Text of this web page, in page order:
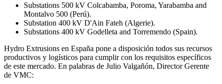
Substations 500 kV Colcabamba, Poroma, Yarabamba and
Montalvo 500 (Perú).
Substation 400 kV D'Ain Fateh (Algerie).
Substations 400 kV Godelleta and Torremendo (Spain).
Hydro Extrusions en España pone a disposición todos sus recursos
productivos y logísticos para cumplir con los requisitos específicos
de este mercado. En palabras de Julio Valgañón, Director Gerente
de VMC: